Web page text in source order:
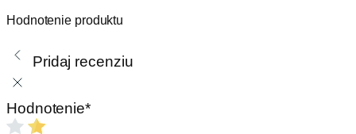
s
rastrom
jednosklo,
550
Hodnotenie produktu
Pridaj recenziu
Hodnotenie*